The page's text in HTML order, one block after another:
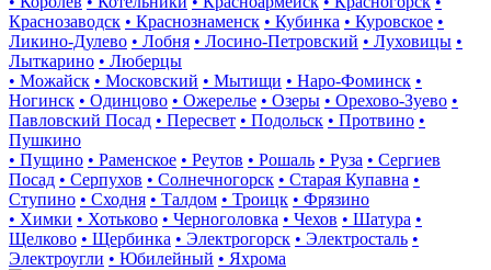
Краснозаводск • Краснознаменск • Кубинка • Куровское •
Ликино-Дулево • Лобня • Лосино-Петровский • Луховицы •
Лыткарино • Люберцы
• Можайск • Московский • Мытищи • Наро-Фоминск •
Ногинск • Одинцово • Ожерелье • Озеры • Орехово-Зуево •
Павловский Посад • Пересвет • Подольск • Протвино •
Пушкино
• Пущино • Раменское • Реутов • Рошаль • Руза • Сергиев
Посад • Серпухов • Солнечногорск • Старая Купавна •
Ступино • Сходня • Талдом • Троицк • Фрязино
• Химки • Хотьково • Черноголовка • Чехов • Шатура •
Щелково • Щербинка • Электрогорск • Электросталь •
Электроугли • Юбилейный • Яхрома